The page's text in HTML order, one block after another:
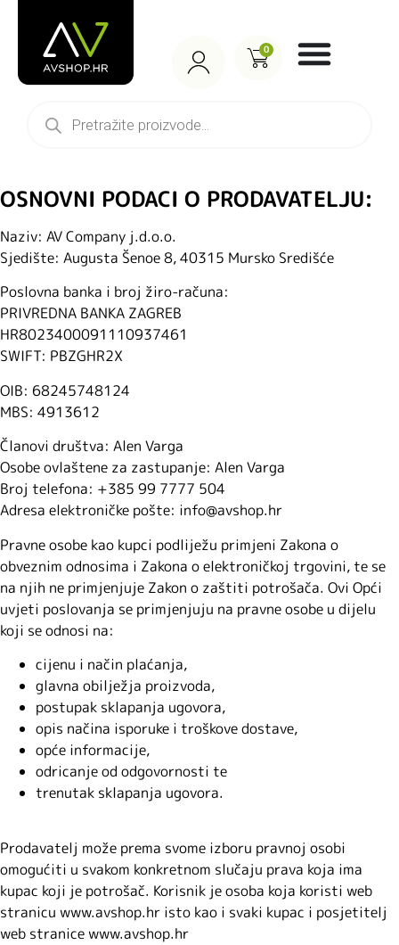
0
OSNOVNI PODACI O PRODAVATELJU:
Naziv: AV Company j.d.o.o.
Sjedište: Augusta Šenoe 8, 40315 Mursko Središće
Poslovna banka i broj žiro-računa:
PRIVREDNA BANKA ZAGREB
HR8023400091110937461
SWIFT: PBZGHR2X
OIB: 68245748124
MBS: 4913612
Članovi društva: Alen Varga
Osobe ovlaštene za zastupanje: Alen Varga
Broj telefona: +385 99 7777 504
Adresa elektroničke pošte: info@avshop.hr
Pravne osobe kao kupci podliježu primjeni Zakona o
obveznim odnosima i Zakona o elektroničkoj trgovini, te se
na njih ne primjenjuje Zakon o zaštiti potrošača. Ovi Opći
uvjeti poslovanja se primjenjuju na pravne osobe u dijelu
koji se odnosi na:
cijenu i način plaćanja,
glavna obilježja proizvoda,
postupak sklapanja ugovora,
opis načina isporuke i troškove dostave,
opće informacije,
odricanje od odgovornosti te
trenutak sklapanja ugovora.
Prodavatelj može prema svome izboru pravnoj osobi
omogućiti u svakom konkretnom slučaju prava koja ima
kupac koji je potrošač. Korisnik je osoba koja koristi web
stranicu www.avshop.hr isto kao i svaki kupac i posjetitelj
web stranice www.avshop.hr